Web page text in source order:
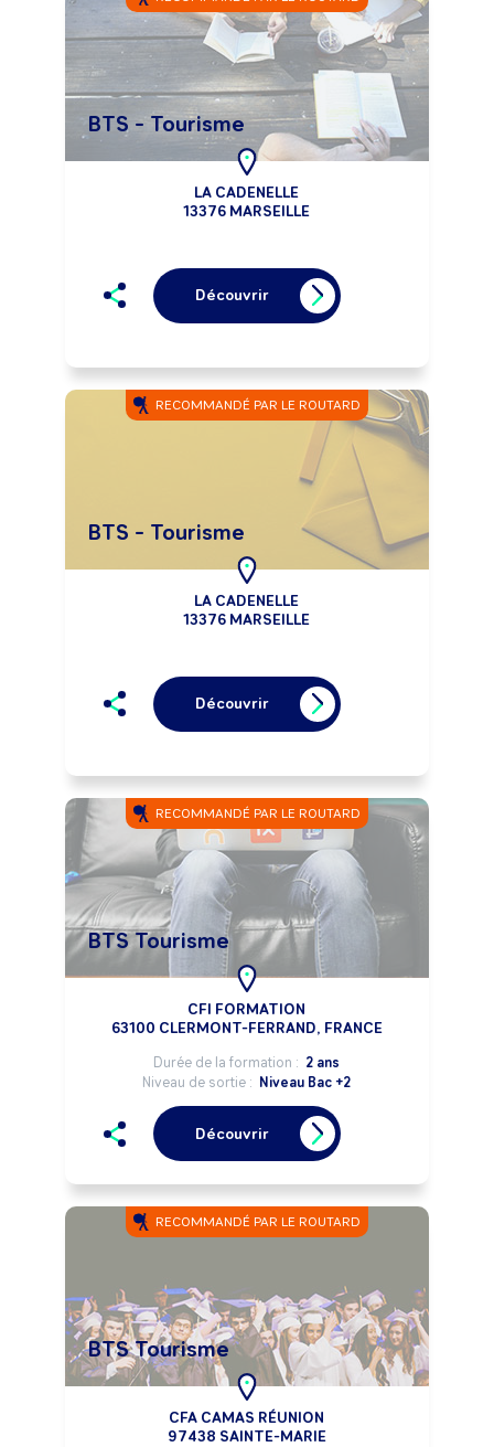
BTS - Tourisme
LA CADENELLE
13376 MARSEILLE
Découvrir
RECOMMANDÉ PAR LE ROUTARD
BTS - Tourisme
LA CADENELLE
13376 MARSEILLE
Découvrir
RECOMMANDÉ PAR LE ROUTARD
BTS Tourisme
CFI FORMATION
63100 CLERMONT-FERRAND, FRANCE
Durée de la formation : 2 ans
Niveau de sortie : Niveau Bac +2
Découvrir
RECOMMANDÉ PAR LE ROUTARD
BTS Tourisme
CFA CAMAS RÉUNION
97438 SAINTE-MARIE